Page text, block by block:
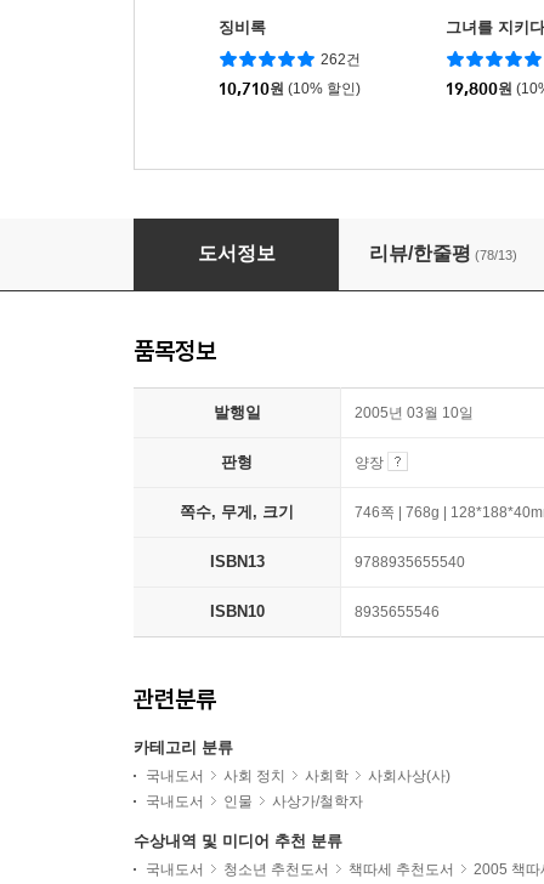
징비록
262건
10,710원 (10% 할인)
그녀를 지키다
19,800원
도서정보 리뷰/한줄평 (78/13)
품목정보
발행일 2005년 03월 10일
판형 양장
쪽수, 무게, 크기 746쪽 | 768g |
ISBN13 9788935655540
ISBN10 8935655546
관련분류
카테고리 분류
국내도서 사회 정치 사회학
사회사상(사)
국내도서
인물 사상가/철학자
수상내역 및 미디어 추천 분류
국내도서 청소년 추천도서 책따세 추천도서
2005 책따